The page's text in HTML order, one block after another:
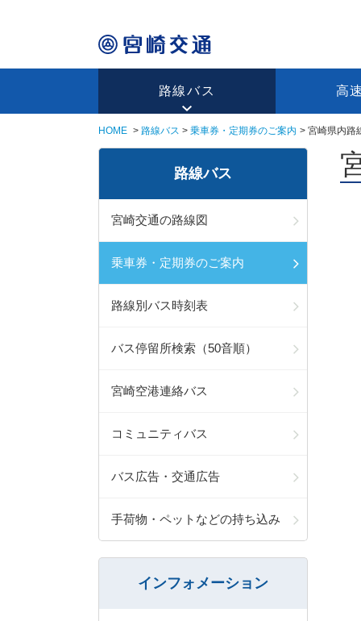
路線バス 高
HOME 路線バス 乗車券・定期券のご案内 宮崎県内路
路線バス
宮崎交通の路線図
乗車券・定期券のご案内
路線別バス時刻表
バス停留所検索（50音順）
宮崎空港連絡バス
コミュニティバス
バス広告・交通広告
手荷物・ペットなどの持ち込み
インフォメーション